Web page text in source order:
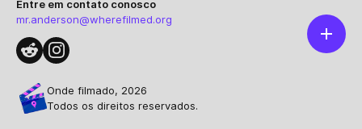
Entre em contato conosco
mr.anderson@wherefilmed.org
Onde filmado, 2026
Todos os direitos reservados.